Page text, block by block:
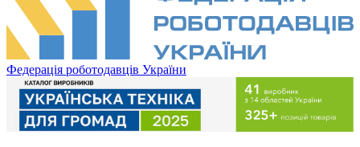
Федерація роботодавців України